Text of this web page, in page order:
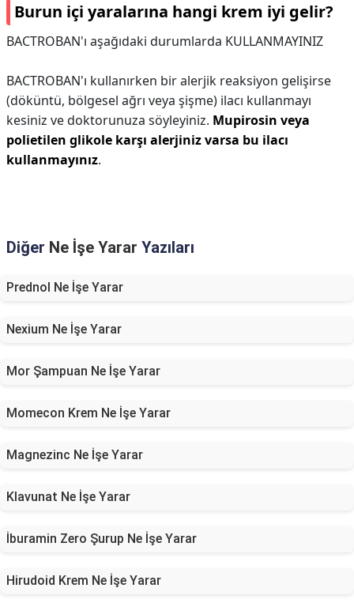
Burun içi yaralarına hangi krem iyi gelir?
BACTROBAN'ı aşağıdaki durumlarda KULLANMAYINIZ
BACTROBAN'ı kullanırken bir alerjik reaksiyon gelişirse
(döküntü, bölgesel ağrı veya şişme) ilacı kullanmayı
kesiniz ve doktorunuza söyleyiniz. Mupirosin veya
polietilen glikole karşı alerjiniz varsa bu ilacı
kullanmayınız.
Diğer Ne İşe Yarar Yazıları
Prednol Ne İşe Yarar
Nexium Ne İşe Yarar
Mor Şampuan Ne İşe Yarar
Momecon Krem Ne İşe Yarar
Magnezinc Ne İşe Yarar
Klavunat Ne İşe Yarar
İburamin Zero Şurup Ne İşe Yarar
Hirudoid Krem Ne İşe Yarar